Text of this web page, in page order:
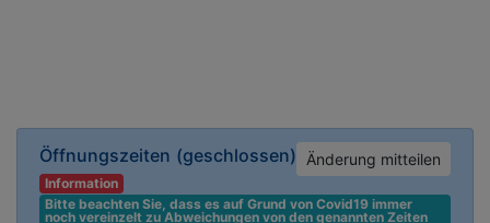
Öffnungszeiten (geschlossen) Änderung mitteilen
Information
Bitte beachten Sie, dass es auf Grund von Covid19 immer
noch vereinzelt zu Abweichungen von den genannten Zeiten